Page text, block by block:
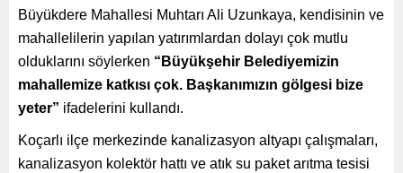
Büyükdere Mahallesi Muhtarı Ali Uzunkaya, kendisinin ve
mahallelilerin yapılan yatırımlardan dolayı çok mutlu
olduklarını söylerken “Büyükşehir Belediyemizin
mahallemize katkısı çok. Başkanımızın gölgesi bize
yeter” ifadelerini kullandı.
Koçarlı ilçe merkezinde kanalizasyon altyapı çalışmaları,
kanalizasyon kolektör hattı ve atık su paket arıtma tesisi